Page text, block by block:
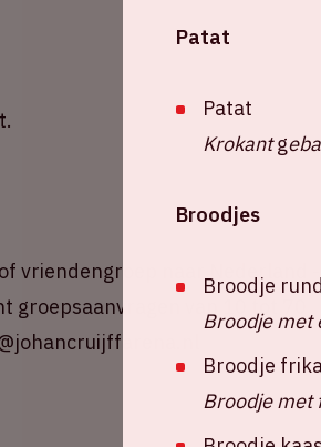
vriendengroep naar Nederland -
van 10 tot 70
Patat
Patat
Krokantg
Broodjes
Broodje
Broodje met
Broodje
Broodje met